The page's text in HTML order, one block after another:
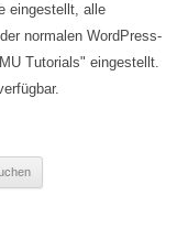
eingestellt, alle
normalen WordPress-
Tutorials" eingestellt.